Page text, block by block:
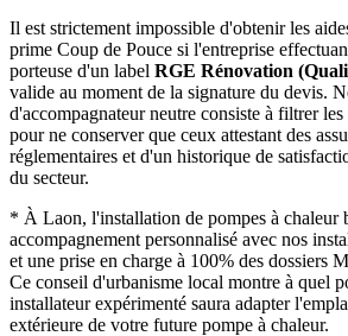
Il est strictement impossible d'obtenir les
prime Coup de Pouce si l'entreprise
porteuse d'un label RGE Rénovation
valide au moment de la signature du devis.
d'accompagnateur neutre consiste à filtrer les
pour ne conserver que ceux attestant des
réglementaires et d'un historique de
du secteur.
* À Laon, l'installation de pompes à chaleur
accompagnement personnalisé avec nos
et une prise en charge à 100% des dossiers
Ce conseil d'urbanisme local montre à quel
installateur expérimenté saura adapter
extérieure de votre future pompe à chaleur.